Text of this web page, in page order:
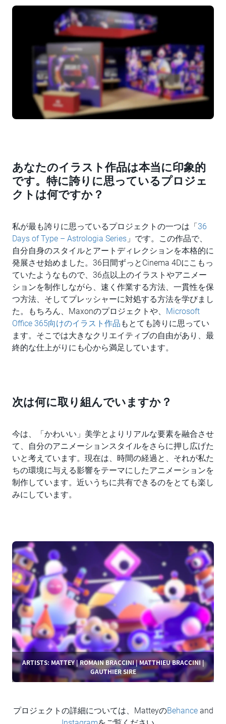
あなたのイラスト作品は本当に印象的
です。特に誇りに思っているプロジェ
クトは何ですか？
私が最も誇りに思っているプロジェクトの一つは「 36
Days of Type – Astrologia Series 」です。この作品で、
自分自身のスタイルとアートディレクションを本格的に
発展させ始めました。36日間ずっとCinema 4Dにこもっ
ていたようなもので、36点以上のイラストやアニメー
ションを制作しながら、速く作業する方法、一貫性を保
つ方法、そしてプレッシャーに対処する方法を学びまし
た。もちろん、Maxonのプロジェクトや、
Microsoft
Office 365向けのイラスト作品 もとても誇りに思ってい
ます。そこでは大きなクリエイティブの自由があり、最
終的な仕上がりにも心から満足しています。
次は何に取り組んでいますか？
今は、「かわいい」美学とよりリアルな要素を融合させ
て、自分のアニメーションスタイルをさらに押し広げた
いと考えています。現在は、時間の経過と、それが私た
ちの環境に与える影響をテーマにしたアニメーションを
制作しています。近いうちに共有できるのをとても楽し
みにしています。
ARTISTS: MATTEY | ROMAIN BRACCINI | MATTHIEU BRACCINI |
GAUTHIER SIRE
プロジェクトの詳細については、MatteyのBehance and